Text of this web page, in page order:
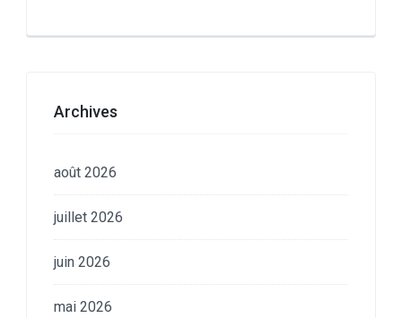
Archives
août 2026
juillet 2026
juin 2026
mai 2026